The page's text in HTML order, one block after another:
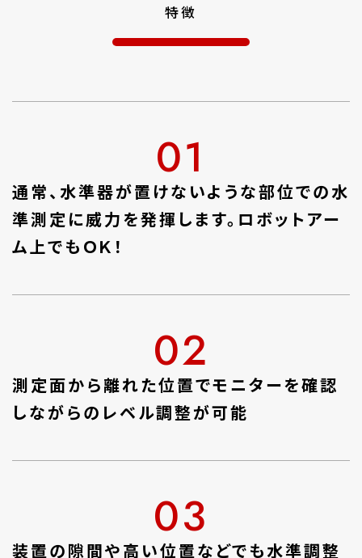
特徴
01
通常、水準器が置けないような部位での水
準測定に威力を発揮します。ロボットアー
ム上でもＯＫ！
02
測定面から離れた位置でモニターを確認
しながらのレベル調整が可能
03
装置の隙間や高い位置などでも水準調整